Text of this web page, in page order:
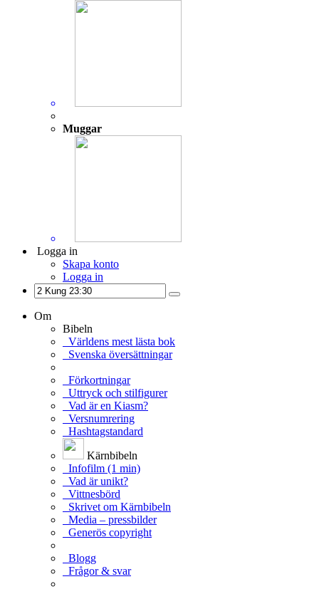
Muggar
Logga in
Skapa konto
Logga in
Om
Bibeln
Världens mest lästa bok
Svenska översättningar
Förkortningar
Uttryck och stilfigurer
Vad är en Kiasm?
Versnumrering
Hashtagstandard
Kärnbibeln
Infofilm (1 min)
Vad är unikt?
Vittnesbörd
Skrivet om Kärnbibeln
Media – pressbilder
Generös copyright
Blogg
Frågor & svar